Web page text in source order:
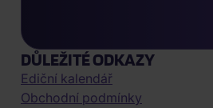
DŮLEŽITÉ ODKAZY
Ediční kalendář
Obchodní podmínky